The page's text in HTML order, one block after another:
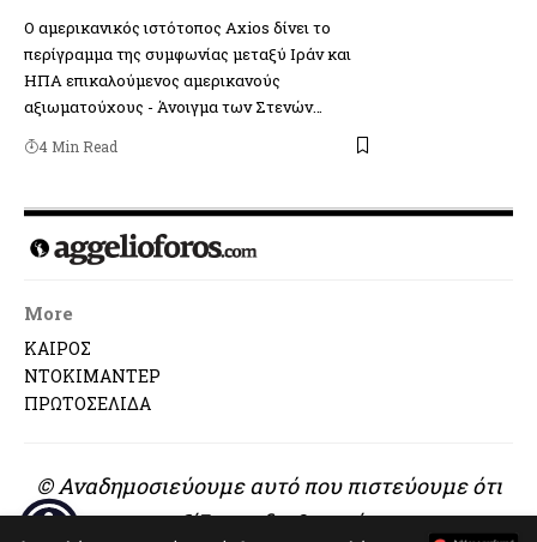
Ο αμερικανικός ιστότοπος Axios δίνει το
περίγραμμα της συμφωνίας μεταξύ Ιράν και
ΗΠΑ επικαλούμενος αμερικανούς
αξιωματούχους - Άνοιγμα των Στενών…
4 Min Read
More
ΚΑΙΡΟΣ
ΝΤΟΚΙΜΑΝΤΕΡ
ΠΡΩΤΟΣΕΛΙΔΑ
© Αναδημοσιεύουμε αυτό που πιστεύουμε ότι
αξίζει να διαβαστεί..